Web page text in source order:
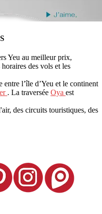
Yeu au meilleur prix,
des vols et les
entre l’île d’Yeu et le continent
. La traversée Oya est
des circuits touristiques, des